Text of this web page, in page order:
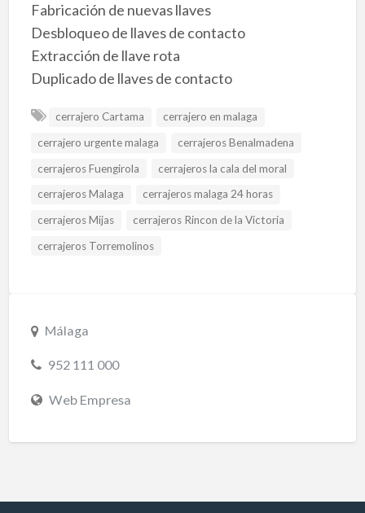
Fabricación de nuevas llaves
Desbloqueo de llaves de contacto
Extracción de llave rota
Duplicado de llaves de contacto
cerrajero Cartama
cerrajero en malaga
cerrajero urgente malaga
cerrajeros Benalmadena
cerrajeros Fuengirola
cerrajeros la cala del moral
cerrajeros Malaga
cerrajeros malaga 24 horas
cerrajeros Mijas
cerrajeros Rincon de la Victoria
cerrajeros Torremolinos
Málaga
952 111 000
Web Empresa